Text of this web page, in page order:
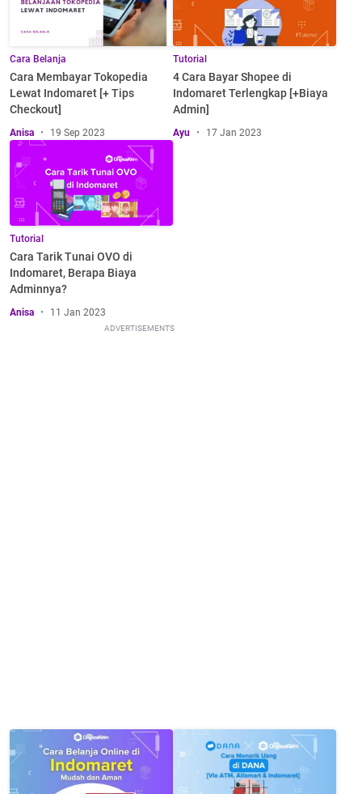
Cara Belanja
Cara Membayar Tokopedia
Lewat Indomaret [+ Tips
Checkout]
Anisa 19 Sep 2023
Tutorial
4 Cara Bayar Shopee di
Indomaret Terlengkap [+Biaya
Admin]
Ayu 17 Jan 2023
Tutorial
Cara Tarik Tunai OVO di
Indomaret, Berapa Biaya
Adminnya?
Anisa 11 Jan 2023
ADVERTISEMENTS